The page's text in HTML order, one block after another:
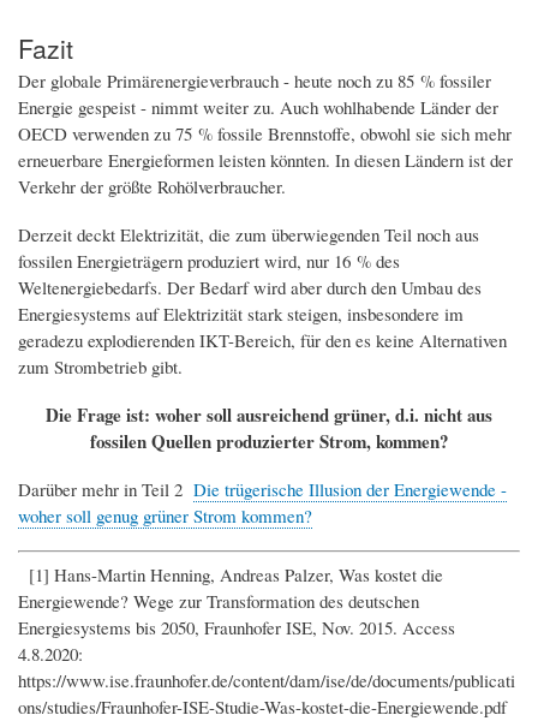
Fazit
Der globale Primärenergieverbrauch - heute noch zu 85 % fossiler
Energie gespeist - nimmt weiter zu. Auch wohlhabende Länder der
OECD verwenden zu 75 % fossile Brennstoffe, obwohl sie sich mehr
erneuerbare Energieformen leisten könnten. In diesen Ländern ist der
Verkehr der größte Rohölverbraucher.
Derzeit deckt Elektrizität, die zum überwiegenden Teil noch aus
fossilen Energieträgern produziert wird, nur 16 % des
Weltenergiebedarfs. Der Bedarf wird aber durch den Umbau des
Energiesystems auf Elektrizität stark steigen, insbesondere im
geradezu explodierenden IKT-Bereich, für den es keine Alternativen
zum Strombetrieb gibt.
Die Frage ist: woher soll ausreichend grüner, d.i. nicht aus
fossilen Quellen produzierter Strom, kommen?
Darüber mehr in Teil 2 Die trügerische Illusion der Energiewende -
woher soll genug grüner Strom kommen?
[1] Hans-Martin Henning, Andreas Palzer, Was kostet die
Energiewende? Wege zur Transformation des deutschen
Energiesystems bis 2050, Fraunhofer ISE, Nov. 2015. Access
4.8.2020:
https://www.ise.fraunhofer.de/content/dam/ise/de/documents/publicati
ons/studies/Fraunhofer-ISE-Studie-Was-kostet-die-Energiewende.pdf